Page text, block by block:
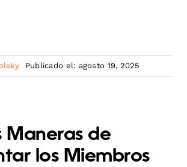
Publicado el: agosto 19, 2025
Maneras de
los Miembros